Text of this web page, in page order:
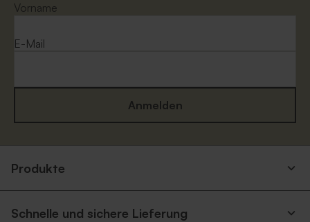
Vorname
E-Mail
Anmelden
Produkte
Schnelle und sichere Lieferung